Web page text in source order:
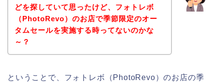
どを探していて思ったけど、フォトレボ
（PhotoRevo）のお店で季節限定のオー
タムセールを実施する時ってないのかな
～？
ということで、フォトレボ（PhotoRevo）のお店の季